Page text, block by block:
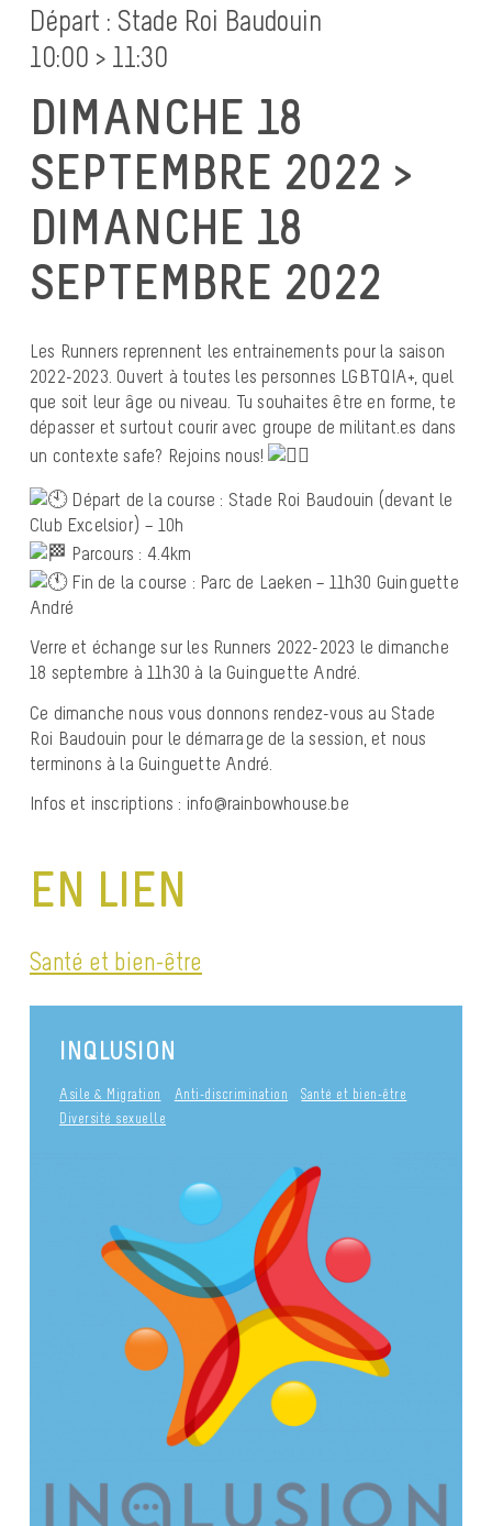
Départ : Stade Roi Baudouin
10:00 > 11:30
DIMANCHE 18
SEPTEMBRE 2022 >
DIMANCHE 18
SEPTEMBRE 2022
Les Runners reprennent les entrainements pour la saison
2022-2023. Ouvert à toutes les personnes LGBTQIA+, quel
que soit leur âge ou niveau. Tu souhaites être en forme, te
dépasser et surtout courir avec groupe de militant.es dans
un contexte safe? Rejoins nous!
Départ de la course : Stade Roi Baudouin (devant le
Club Excelsior) – 10h
Parcours : 4.4km
Fin de la course : Parc de Laeken – 11h30 Guinguette
André
Verre et échange sur les Runners 2022-2023 le dimanche
18 septembre à 11h30 à la Guinguette André.
Ce dimanche nous vous donnons rendez-vous au Stade
Roi Baudouin pour le démarrage de la session, et nous
terminons à la Guinguette André.
Infos et inscriptions : info@rainbowhouse.be
EN LIEN
Santé et bien-être
INQLUSION
Asile & Migration Anti-discrimination
Santé et bien-être
Diversité sexuelle